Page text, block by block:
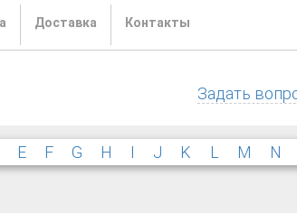
Доставка Контакты
Задать
E F G H I J K L M N